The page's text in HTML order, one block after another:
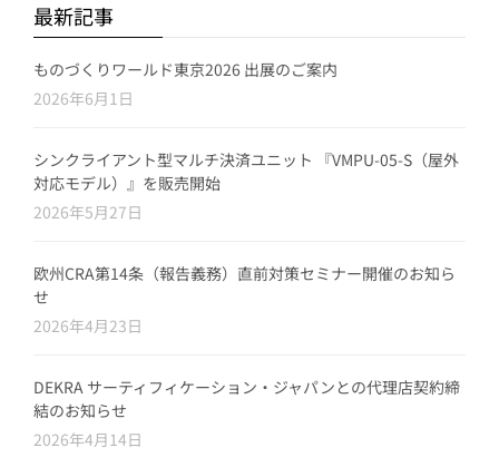
最新記事
ものづくりワールド東京2026 出展のご案内
2026年6月1日
シンクライアント型マルチ決済ユニット 『VMPU-05-S（屋外
対応モデル）』を販売開始
2026年5月27日
欧州CRA第14条（報告義務）直前対策セミナー開催のお知ら
せ
2026年4月23日
DEKRA サーティフィケーション・ジャパンとの代理店契約締
結のお知らせ
2026年4月14日